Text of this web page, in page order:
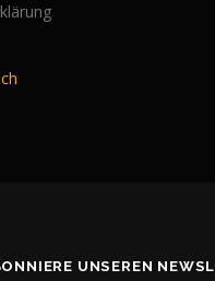
UNSEREN